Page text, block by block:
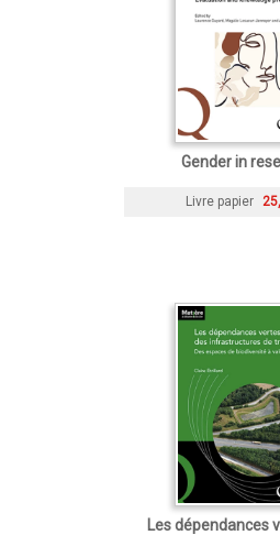
Gender in
Livre papier
Les dépendances